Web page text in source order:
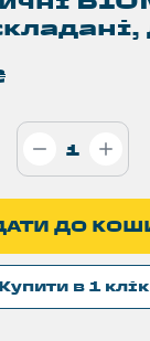
ДО
Купити в 1 клік